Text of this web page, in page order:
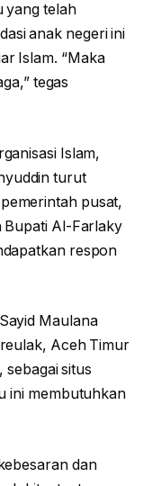
yang telah
anak negeri ini
Islam. “Maka
tegas
Islam,
turut
pusat,
Bupati Al-Farlaky
respon
Maulana
Aceh Timur
sebagai situs
ini membutuhkan
dan